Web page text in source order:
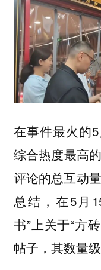
在事件最火的
综合热度最高
评论的总互动
总结，在5月
书”上关于“方
帖子，其数量